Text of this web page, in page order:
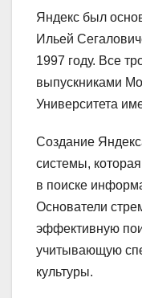
Яндекс был
Ильей
1997 году. Все
выпускниками
Университета
Создание
системы,
в поиске
Основатели
эффективную
учитывающую
культуры.